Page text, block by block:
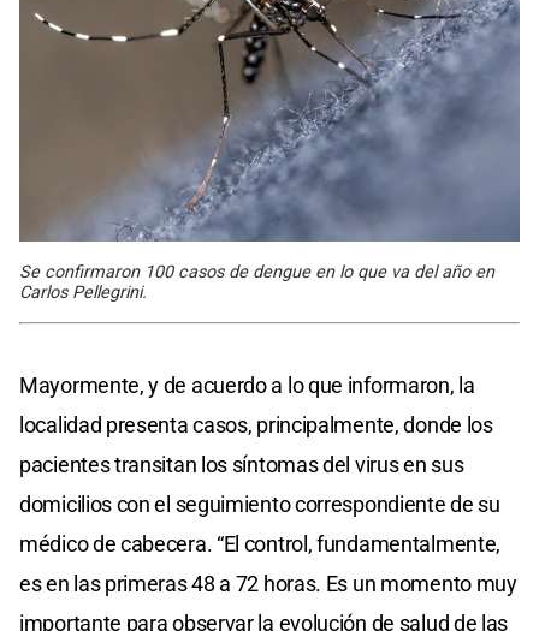
Se confirmaron 100 casos de dengue en lo que va del año en
Carlos Pellegrini.
Mayormente, y de acuerdo a lo que informaron, la
localidad presenta casos, principalmente, donde los
pacientes transitan los síntomas del virus en sus
domicilios con el seguimiento correspondiente de su
médico de cabecera. “El control, fundamentalmente,
es en las primeras 48 a 72 horas. Es un momento muy
importante para observar la evolución de salud de las